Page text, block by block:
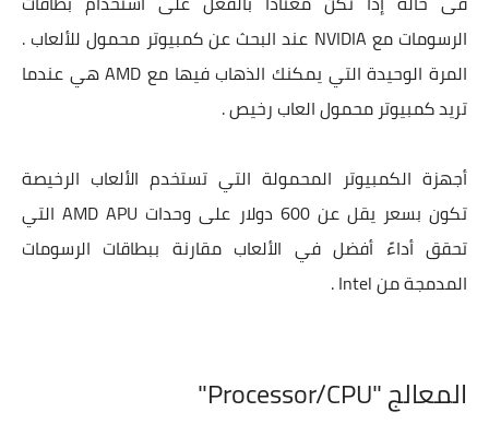
الرسومات مع NVIDIA عند البحث عن كمبيوتر محمول للألعاب .
المرة الوحيدة التي يمكنك الذهاب فيها مع AMD هي عندما
تريد كمبيوتر محمول العاب رخيص .
أجهزة الكمبيوتر المحمولة التي تستخدم الألعاب الرخيصة
تكون بسعر يقل عن 600 دولار على وحدات AMD APU التي
تحقق أداءً أفضل في الألعاب مقارنة ببطاقات الرسومات
المدمجة من Intel .
المعالج "Processor/CPU"